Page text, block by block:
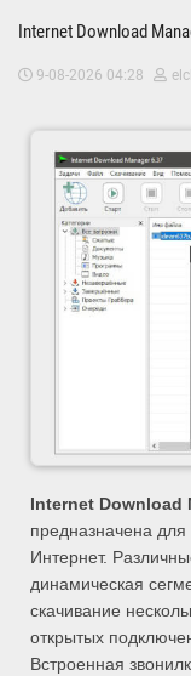
Internet Download
9-08-2026 04:28
Internet Download
предназначена для
Интернет.
динамическая
скачивание
открытых
Встроенная